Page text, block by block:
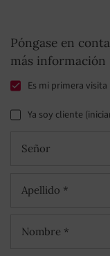
Póngase en
más información
Es mi primera visita
Ya soy cliente
Señor